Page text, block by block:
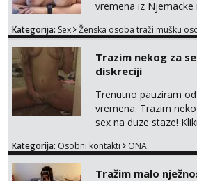
vremena iz Njemacke
fistinga, prskanja,
raditi u javnosti na
videopozive i
razmjenimo slike,
Prodajem i svoj donji
Kategorija: Sex Ženska osoba traži mušku
Trazim nekog za
diskreciji
Trenutno pauziram
vremena. Trazim
sex na duze staze!
Kategorija: Osobni kontakti ONA
Tražim malo